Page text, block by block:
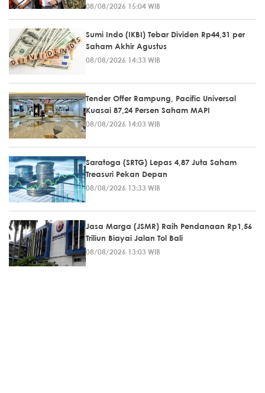
08/08/2026 15:04 WIB
Sumi Indo (IKBI) Tebar Dividen Rp44,31 per
Saham Akhir Agustus
08/08/2026 14:33 WIB
Tender Offer Rampung, Pacific Universal
Kuasai 87,24 Persen Saham MAPI
08/08/2026 14:03 WIB
Saratoga (SRTG) Lepas 4,87 Juta Saham
Treasuri Pekan Depan
08/08/2026 13:33 WIB
Jasa Marga (JSMR) Raih Pendanaan Rp1,56
Triliun Biayai Jalan Tol Bali
08/08/2026 13:03 WIB